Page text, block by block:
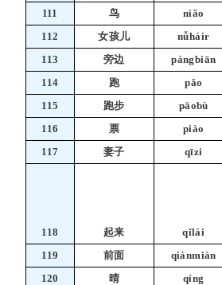
111
鸟 niǎo
112
女孩儿 nǚháir
113
旁边 pángbiān
114
跑 pǎo
115
跑步 pǎobù
116
票 piào
117
妻子 qīzi
118 起来 qǐlái
119 前面 qiánmiàn
120
晴 qíng